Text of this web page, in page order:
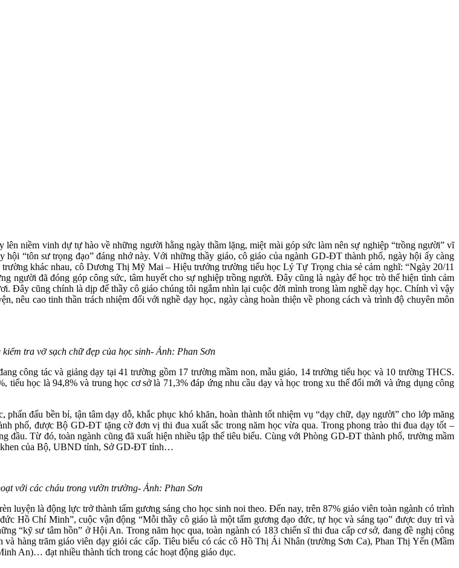
niềm vinh dự tự hào về những người hằng ngày thầm lặng, miệt mài góp sức làm nên sự nghiệp “trồng người” vĩ
“tôn sư trọng đạo” đáng nhớ này. Với những thầy giáo, cô giáo của ngành GD-ĐT thành phố, ngày hội ấy càng
khác nhau, cô Dương Thị Mỹ Mai – Hiệu trưởng trường tiểu học Lý Tự Trọng chia sẻ cảm nghĩ: “Ngày 20/11
người đã đóng góp công sức, tâm huyết cho sự nghiệp trồng người. Đây cũng là ngày để học trò thể hiện tình cảm
Đây cũng chính là dịp để thầy cô giáo chúng tôi ngắm nhìn lại cuộc đời mình trong làm nghề dạy học. Chính vì vậy
nêu cao tinh thần trách nhiệm đối với nghề dạy học, ngày càng hoàn thiện về phong cách và trình độ chuyên môn
tra vở sạch chữ đẹp của học sinh- Ảnh: Phan Sơn
công tác và giảng dạy tại 41 trường gồm 17 trường mầm non, mẫu giáo, 14 trường tiểu học và 10 trường THCS.
học là 94,8% và trung học cơ sở là 71,3% đáp ứng nhu cầu dạy và học trong xu thế đổi mới và ứng dụng công
đấu bền bỉ, tận tâm dạy dỗ, khắc phục khó khăn, hoàn thành tốt nhiệm vụ “dạy chữ, dạy người” cho lớp măng
phố, được Bộ GD-ĐT tặng cờ đơn vị thi đua xuất sắc trong năm học vừa qua. Trong phong trào thi đua dạy tốt –
đầu. Từ đó, toàn ngành cũng đã xuất hiện nhiều tập thể tiêu biểu. Cùng với Phòng GD-ĐT thành phố, trường mầm
khen của Bộ, UBND tỉnh, Sở GD-ĐT tỉnh…
với các cháu trong vườn trường- Ảnh: Phan Sơn
luyện là động lực trở thành tấm gương sáng cho học sinh noi theo. Đến nay, trên 87% giáo viên toàn ngành có trình
Hồ Chí Minh”, cuộc vận động “Mỗi thầy cô giáo là một tấm gương đạo đức, tự học và sáng tạo” được duy trì và
“kỹ sư tâm hồn” ở Hội An. Trong năm học qua, toàn ngành có 183 chiến sĩ thi đua cấp cơ sở, đang đề nghị công
hàng trăm giáo viên dạy giỏi các cấp. Tiêu biểu có các cô Hồ Thị Ái Nhân (trường Sơn Ca), Phan Thị Yến (Mầm
An)… đạt nhiều thành tích trong các hoạt động giáo dục.